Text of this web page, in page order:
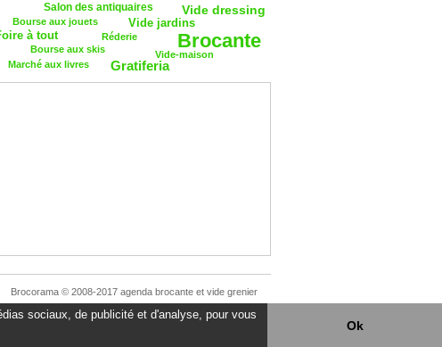
sociaux, de publicité et d'analyse, pour vous
Ok
Brocante
Vide dressing
à tout Réderie
Bourse aux jouets
Salon des antiquaires
Vide jardins
Bourse aux skis
Vide-maison
Marché aux livres
Gratiferia
Brocorama © 2008-2017 agenda brocante et vide grenier